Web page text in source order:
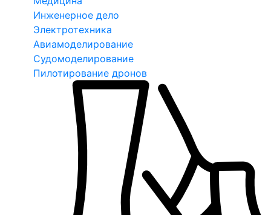
Инженерное дело
Электротехника
Авиамоделирование
Судомоделирование
Пилотирование дронов